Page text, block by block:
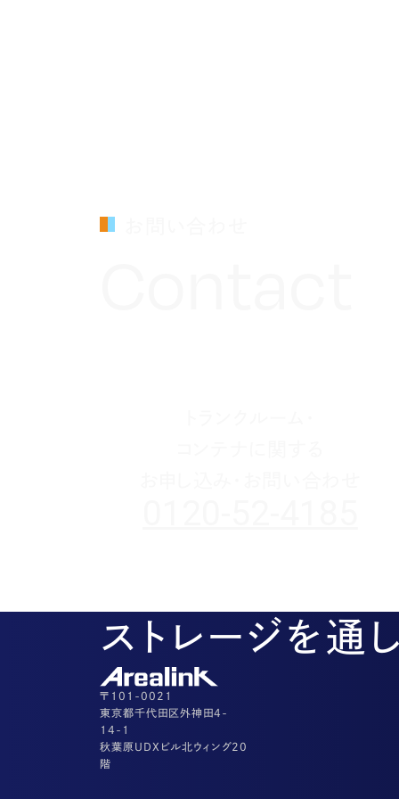
ストレージを通
〒101-0021
東京都千代田区外神田4-
14-1
秋葉原UDXビル北ウィング20
階